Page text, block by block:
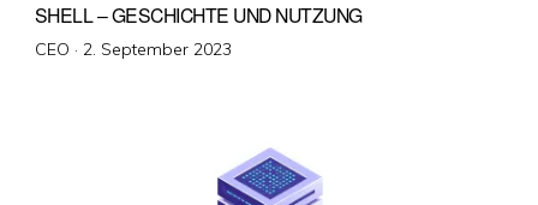
SHELL – GESCHICHTE UND NUTZUNG
CEO · Veröffentlicht
2. September 2023